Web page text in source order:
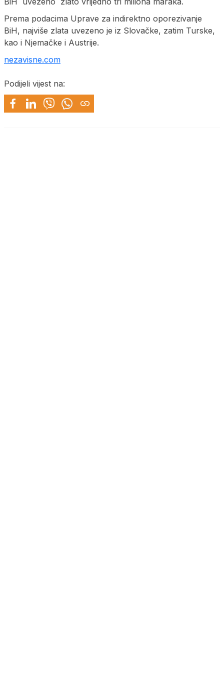
Prema podacima Uprave za indirektno oporezivanje
BiH, najviše zlata uvezeno je iz Slovačke, zatim Turske,
kao i Njemačke i Austrije.
nezavisne.com
Podijeli vijest na: